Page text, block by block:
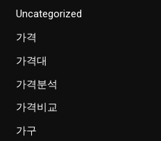
Uncategorized
가격
가격대
가격분석
가격비교
가구